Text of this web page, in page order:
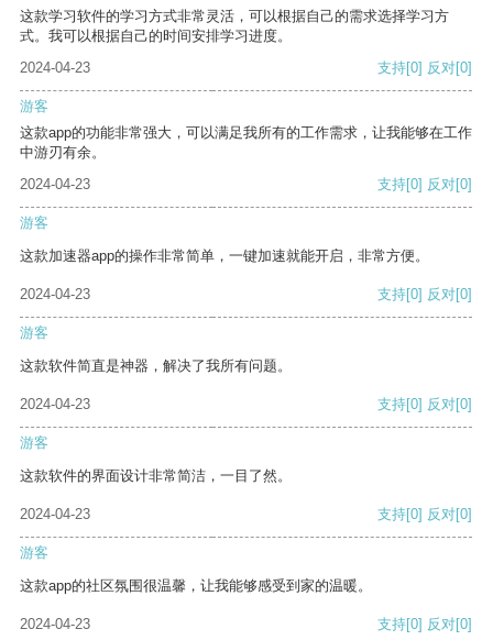
这款学习软件的学习方式非常灵活，可以根据自己的需求选择学习方
式。我可以根据自己的时间安排学习进度。
2024-04-23
支持[0] 反对[0]
游客
这款app的功能非常强大，可以满足我所有的工作需求，让我能够在工作
中游刃有余。
2024-04-23
支持[0] 反对[0]
游客
这款加速器app的操作非常简单，一键加速就能开启，非常方便。
2024-04-23 支持[0] 反对[0]
游客
这款软件简直是神器，解决了我所有问题。
2024-04-23 支持[0] 反对[0]
游客
这款软件的界面设计非常简洁，一目了然。
2024-04-23 支持[0] 反对[0]
游客
这款app的社区氛围很温馨，让我能够感受到家的温暖。
2024-04-23 支持[0] 反对[0]